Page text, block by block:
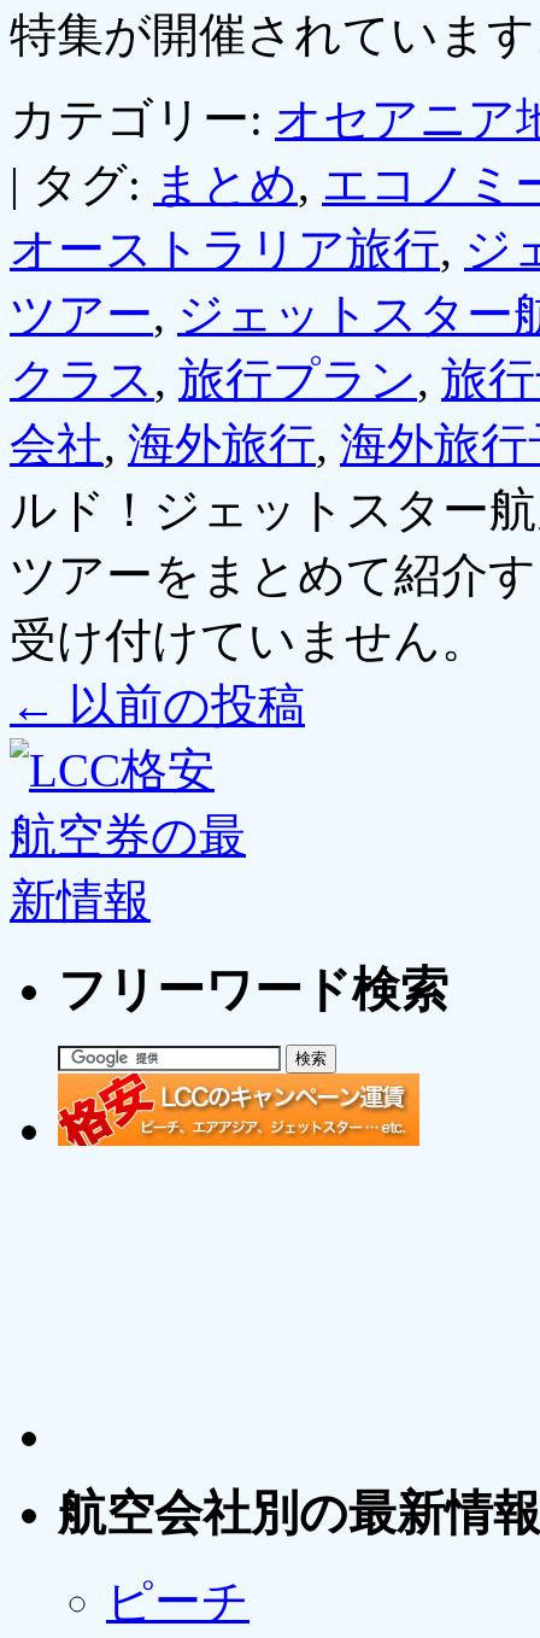
特集が開催されていま
カテゴリー: オセアニア
| タグ: まとめ, エコノミ
オーストラリア旅行, ジ
ツアー, ジェットスター
クラス, 旅行プラン, 旅
会社, 海外旅行, 海外旅
ルド！ジェットスター
ツアーをまとめて紹介
受け付けていません。
← 以前の投稿
フリーワード検索
航空会社別の最新情報
ピーチ